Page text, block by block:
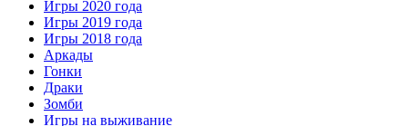
Игры 2020 года
Игры 2019 года
Игры 2018 года
Аркады
Гонки
Драки
Зомби
Игры на выживание